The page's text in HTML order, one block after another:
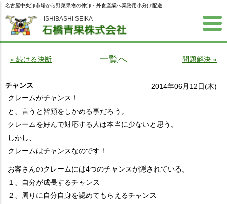
ISHIBASHI SEIKA
名古屋中央卸市場から野菜果物の仲卸・外食産業へ業務用小分け配送
« 続ける決断 一覧へ 問題解決 »
チャンス
2014年06月12日(木)
クレームがチャンス！
と、言うと皆顔をしかめる事だろう。
クレームを好んで対応する人は本当に少ないと思う。
しかし、
クレームはチャンスなのです！
お客さんのクレームには4つのチャンスが隠されている。
１、自分が成長するチャンス
２、周りに自分自身を認めてもらえるチャンス